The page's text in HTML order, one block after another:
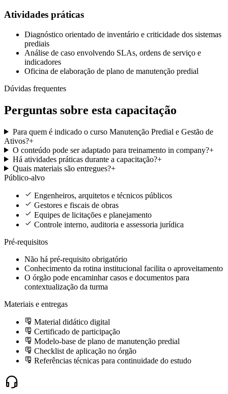
Atividades práticas
Diagnóstico orientado de inventário e criticidade dos sistemas
prediais
Análise de caso envolvendo SLAs, ordens de serviço e
indicadores
Oficina de elaboração de plano de manutenção predial
Dúvidas frequentes
Perguntas sobre esta capacitação
Para quem é indicado o curso Manutenção Predial e Gestão de
Ativos?+
O conteúdo pode ser adaptado para treinamento in company?+
Há atividades práticas durante a capacitação?+
Quais materiais são entregues?+
Público-alvo
Engenheiros, arquitetos e técnicos públicos
Gestores e fiscais de obras
Equipes de licitações e planejamento
Controle interno, auditoria e assessoria jurídica
Pré-requisitos
Não há pré-requisito obrigatório
Conhecimento da rotina institucional facilita o aproveitamento
O órgão pode encaminhar casos e documentos para
contextualização da turma
Materiais e entregas
Material didático digital
Certificado de participação
Modelo-base de plano de manutenção predial
Checklist de aplicação no órgão
Referências técnicas para continuidade do estudo